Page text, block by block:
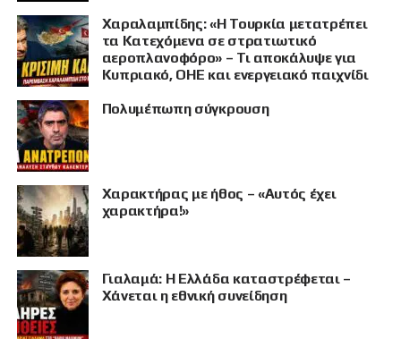
Χαραλαμπίδης: «Η Τουρκία μετατρέπει
τα Κατεχόμενα σε στρατιωτικό
αεροπλανοφόρο» – Τι αποκάλυψε για
Κυπριακό, ΟΗΕ και ενεργειακό παιχνίδι
Πολυμέπωπη σύγκρουση
Χαρακτήρας με ήθος – «Αυτός έχει
χαρακτήρα!»
Γιαλαμά: Η Ελλάδα καταστρέφεται –
Χάνεται η εθνική συνείδηση